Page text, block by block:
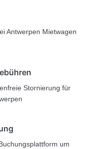
Antwerpen Mietwagen
Stornierung für
um